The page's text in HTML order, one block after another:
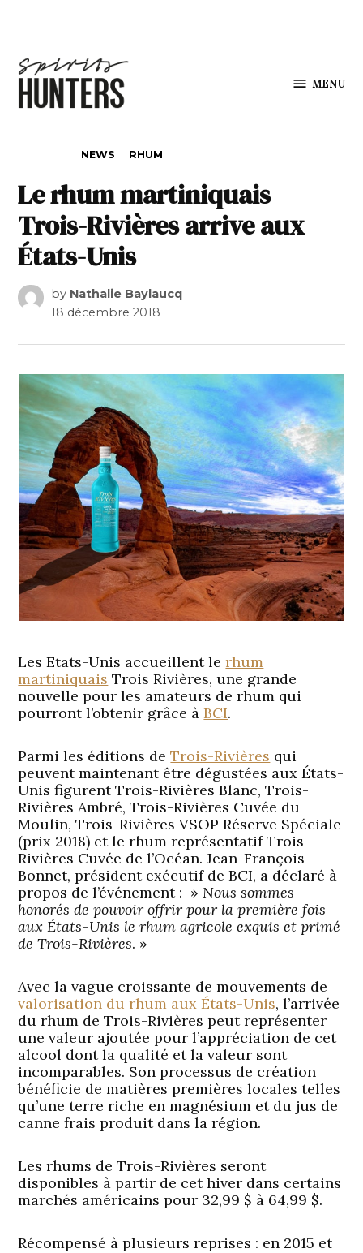
MENU
NEWS RHUM
Le rhum martiniquais
Trois-Rivières arrive aux
États-Unis
by Nathalie Baylaucq
18 décembre 2018
Les Etats-Unis accueillent lerhum
martiniquais Trois Rivières, une grande
nouvelle pour les amateurs de rhum qui
pourront l’obtenir grâce àBCI.
Parmi les éditions deTrois-Rivières qui
peuvent maintenant être dégustées aux États-
Unis figurent Trois-Rivières Blanc, Trois-
Rivières Ambré, Trois-Rivières Cuvée du
Moulin, Trois-Rivières VSOP Réserve Spéciale
(prix 2018) et le rhum représentatif Trois-
Rivières Cuvée de l’Océan. Jean-François
Bonnet, président exécutif de BCI, a déclaré à
propos de l’événement : »Nous sommes
honorés de pouvoir offrir pour la première fois
aux États-Unis le rhum agricole exquis et primé
de Trois-Rivières. »
Avec la vague croissante de mouvements de
valorisation du rhum aux États-Unis, l’arrivée
du rhum de Trois-Rivières peut représenter
une valeur ajoutée pour l’appréciation de cet
alcool dont la qualité et la valeur sont
incomparables. Son processus de création
bénéficie de matières premières locales telles
qu’une terre riche en magnésium et du jus de
canne frais produit dans la région.
Les rhums de Trois-Rivières seront
disponibles à partir de cet hiver dans certains
marchés américains pour 32,99 $ à 64,99 $.
Récompensé à plusieurs reprises : en 2015 et